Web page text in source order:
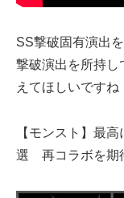
SS撃破固有演出
撃破演出を所持し
えてほしいですね
【モンスト】最
選 再コラボを期